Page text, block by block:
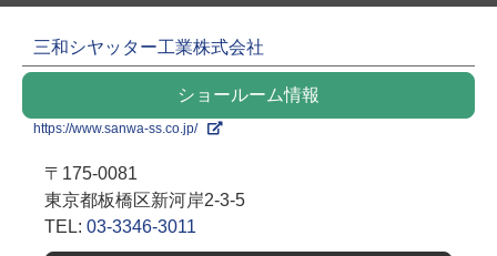
三和シヤッター工業株式会社
ショールーム情報
https://www.sanwa-ss.co.jp/
〒175-0081
東京都板橋区新河岸2-3-5
TEL: 03-3346-3011